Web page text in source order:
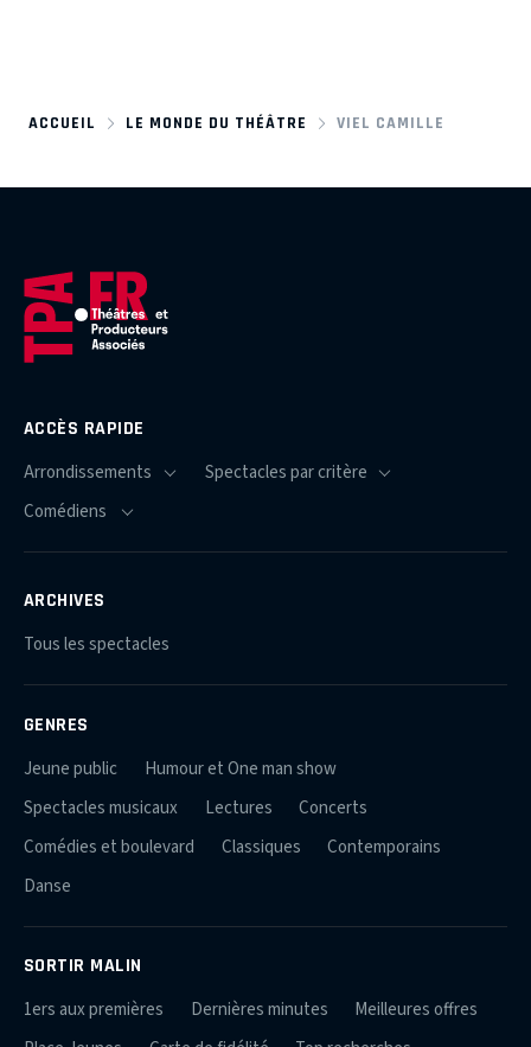
ACCUEIL LE MONDE DU THÉÂTRE VIEL CAMILLE
ACCÈS RAPIDE
ARCHIVES
Tous les spectacles
GENRES
Jeune public
Humour et One man show
Spectacles musicaux
Lectures
Concerts
Comédies et boulevard
Classiques
Contemporains
Danse
SORTIR MALIN
1ers aux premières Dernières minutes
Meilleures offres